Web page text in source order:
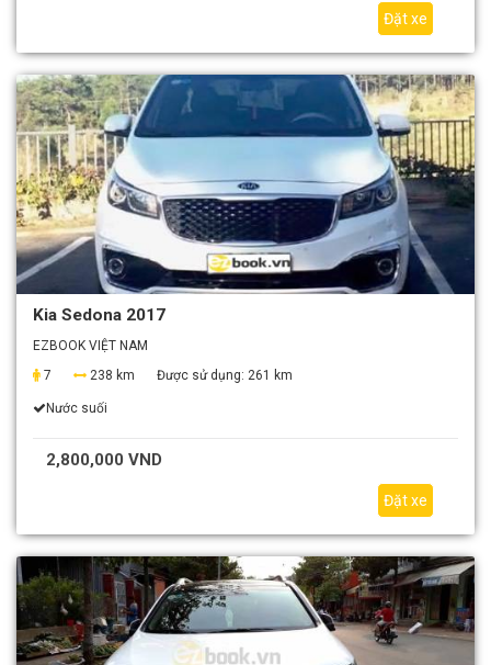
Đặt xe
Kia Sedona 2017
EZBOOK VIỆT NAM
7
238 km Được sử dụng: 261 km
Nước suối
2,800,000 VND
Đặt xe